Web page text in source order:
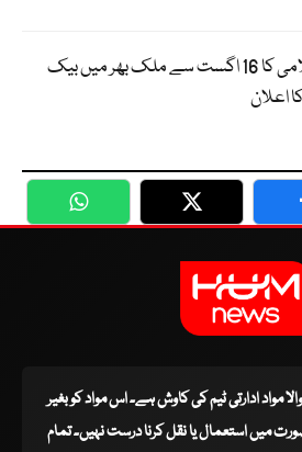
جماعت اسلامی کا 16 اگست سے ملک بھر میں بیک
اعلان
WhatsApp Twitter
مواد ادارتی ٹیم کی کاوش ہے۔ اس مواد کو بغیر
میں استعمال یا نقل کرنا درست نہیں۔ تمام